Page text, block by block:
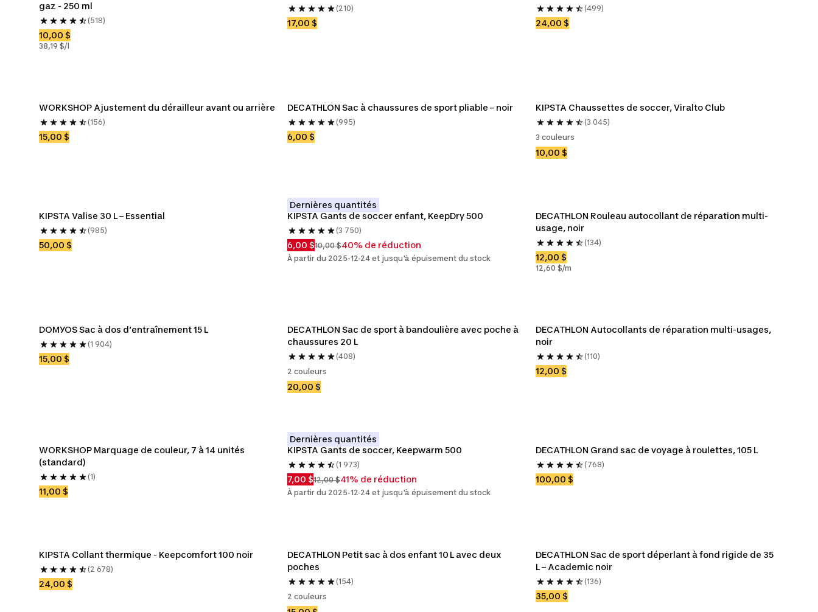
gaz - 250 ml
(518)
10,00 $
38,19 $/l
(210)
17,00 $
(499)
24,00 $
WORKSHOP Ajustement du dérailleur avant ou arrière
(156)
15,00 $
DECATHLON Sac à chaussures de sport pliable – noir
(995)
6,00 $
KIPSTA Chaussettes de soccer, Viralto Club
(3 045)
3 couleurs
10,00 $
KIPSTA Valise 30 L – Essential
(985)
50,00 $
Dernières quantités
KIPSTA Gants de soccer enfant, KeepDry 500
(3 750)
6,00 $10,00 $40% de réduction
À partir du 2025-12-24 et jusqu'à épuisement du stock
DECATHLON Rouleau autocollant de réparation multi-
usage, noir
(134)
12,00 $
12,60 $/m
DOMYOS Sac à dos d’entraînement 15 L
(1 904)
15,00 $
DECATHLON Sac de sport à bandoulière avec poche à
chaussures 20 L
(408)
2 couleurs
20,00 $
DECATHLON Autocollants de réparation multi-usages,
noir
(110)
12,00 $
WORKSHOP Marquage de couleur, 7 à 14 unités
(standard)
(1)
11,00 $
Dernières quantités
KIPSTA Gants de soccer, Keepwarm 500
(1 973)
7,00 $12,00 $41% de réduction
À partir du 2025-12-24 et jusqu'à épuisement du stock
DECATHLON Grand sac de voyage à roulettes, 105 L
(768)
100,00 $
KIPSTA Collant thermique - Keepcomfort 100 noir
(2 678)
24,00 $
DECATHLON Petit sac à dos enfant 10 L avec deux
poches
(154)
2 couleurs
DECATHLON Sac de sport déperlant à fond rigide de 35
L – Academic noir
(136)
35,00 $